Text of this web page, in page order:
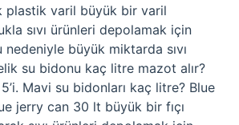
plastik varil büyük bir varil
sıvı ürünleri depolamak için
nedeniyle büyük miktarda sıvı
su bidonu kaç litre mazot alır?
Mavi su bidonları kaç litre? Blue
jerry can 30 lt büyük bir fıçı